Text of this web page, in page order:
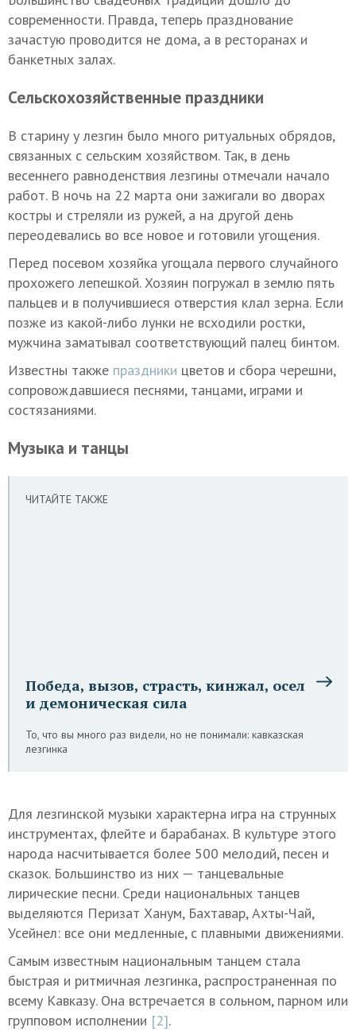
современности. Правда, теперь празднование
зачастую проводится не дома, а в ресторанах и
банкетных залах.
Сельскохозяйственные праздники
В старину у лезгин было много ритуальных обрядов,
связанных с сельским хозяйством. Так, в день
весеннего равноденствия лезгины отмечали начало
работ. В ночь на 22 марта они зажигали во дворах
костры и стреляли из ружей, а на другой день
переодевались во все новое и готовили угощения.
Перед посевом хозяйка угощала первого случайного
прохожего лепешкой. Хозяин погружал в землю пять
пальцев и в получившиеся отверстия клал зерна. Если
позже из какой-либо лунки не всходили ростки,
мужчина заматывал соответствующий палец бинтом.
Известны также праздники цветов и сбора черешни,
сопровождавшиеся песнями, танцами, играми и
состязаниями.
Музыка и танцы
ЧИТАЙТЕ ТАКЖЕ
Победа, вызов, страсть, кинжал, осел
и демоническая сила
То, что вы много раз видели, но не понимали: кавказская
лезгинка
Для лезгинской музыки характерна игра на струнных
инструментах, флейте и барабанах. В культуре этого
народа насчитывается более 500 мелодий, песен и
сказок. Большинство из них — танцевальные
лирические песни. Среди национальных танцев
выделяются Перизат Ханум, Бахтавар, Ахты-Чай,
Усейнел: все они медленные, с плавными движениями.
Самым известным национальным танцем стала
быстрая и ритмичная лезгинка, распространенная по
всему Кавказу. Она встречается в сольном, парном или
групповом исполнении [2].